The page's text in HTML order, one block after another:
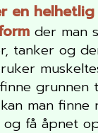
en helhetlig
der man
tanker og
grunnen
man finne
og få åpnet